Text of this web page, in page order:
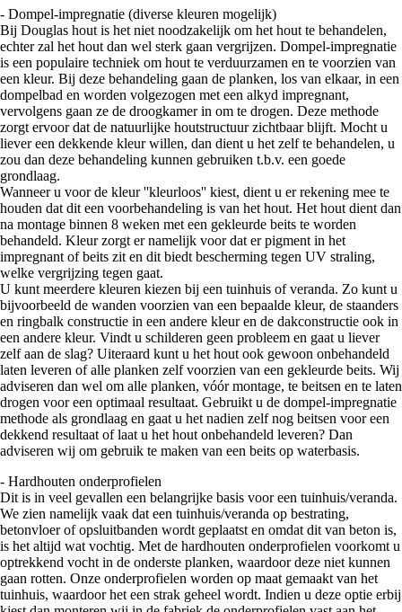
- Dompel-impregnatie (diverse kleuren mogelijk)
Bij Douglas hout is het niet noodzakelijk om het hout te behandelen,
echter zal het hout dan wel sterk gaan vergrijzen. Dompel-impregnatie
is een populaire techniek om hout te verduurzamen en te voorzien van
een kleur. Bij deze behandeling gaan de planken, los van elkaar, in een
dompelbad en worden volgezogen met een alkyd impregnant,
vervolgens gaan ze de droogkamer in om te drogen. Deze methode
zorgt ervoor dat de natuurlijke houtstructuur zichtbaar blijft. Mocht u
liever een dekkende kleur willen, dan dient u het zelf te behandelen, u
zou dan deze behandeling kunnen gebruiken t.b.v. een goede
grondlaag.
Wanneer u voor de kleur ''kleurloos'' kiest, dient u er rekening mee te
houden dat dit een voorbehandeling is van het hout. Het hout dient dan
na montage binnen 8 weken met een gekleurde beits te worden
behandeld. Kleur zorgt er namelijk voor dat er pigment in het
impregnant of beits zit en dit biedt bescherming tegen UV straling,
welke vergrijzing tegen gaat.
U kunt meerdere kleuren kiezen bij een tuinhuis of veranda. Zo kunt u
bijvoorbeeld de wanden voorzien van een bepaalde kleur, de staanders
en ringbalk constructie in een andere kleur en de dakconstructie ook in
een andere kleur. Vindt u schilderen geen probleem en gaat u liever
zelf aan de slag? Uiteraard kunt u het hout ook gewoon onbehandeld
laten leveren of alle planken zelf voorzien van een gekleurde beits. Wij
adviseren dan wel om alle planken, vóór montage, te beitsen en te laten
drogen voor een optimaal resultaat. Gebruikt u de dompel-impregnatie
methode als grondlaag en gaat u het nadien zelf nog beitsen voor een
dekkend resultaat of laat u het hout onbehandeld leveren? Dan
adviseren wij om gebruik te maken van een beits op waterbasis.
- Hardhouten onderprofielen
Dit is in veel gevallen een belangrijke basis voor een tuinhuis/veranda.
We zien namelijk vaak dat een tuinhuis/veranda op bestrating,
betonvloer of opsluitbanden wordt geplaatst en omdat dit van beton is,
is het altijd wat vochtig. Met de hardhouten onderprofielen voorkomt u
optrekkend vocht in de onderste planken, waardoor deze niet kunnen
gaan rotten. Onze onderprofielen worden op maat gemaakt van het
tuinhuis, waardoor het een strak geheel wordt. Indien u deze optie erbij